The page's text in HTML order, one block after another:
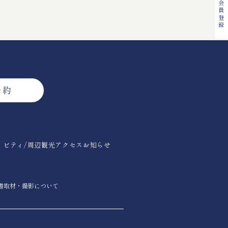
会員登録
ビティ/周辺観光アクセス お知らせ
取材・撮影について